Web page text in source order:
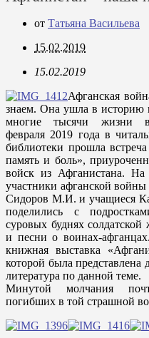
от Татьяна Васильева
15.02.2019
15.02.2019
Афганская
знаем. Она ушла в историю
многие тысячи жизни
февраля 2019 года в
библиотеки прошла
память и боль»,
войск из Афганистана.
участники афганской
Сидоров М.И. и учащиеся
поделились с
суровых буднях
и песни о воинах-
книжная выставка
которой была представлена
литература по данной теме.
Минутой молчания
погибших в той страшной